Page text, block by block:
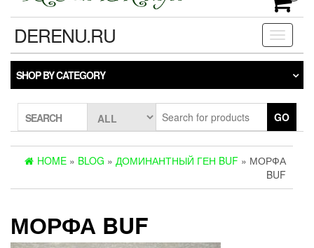
Toggle
DERENU.RU
SHOP BY CATEGORY
SEARCH GO
HOME » BLOG » ДОМИНАНТНЫЙ ГЕН BUF » МОРФА
BUF
МОРФА BUF